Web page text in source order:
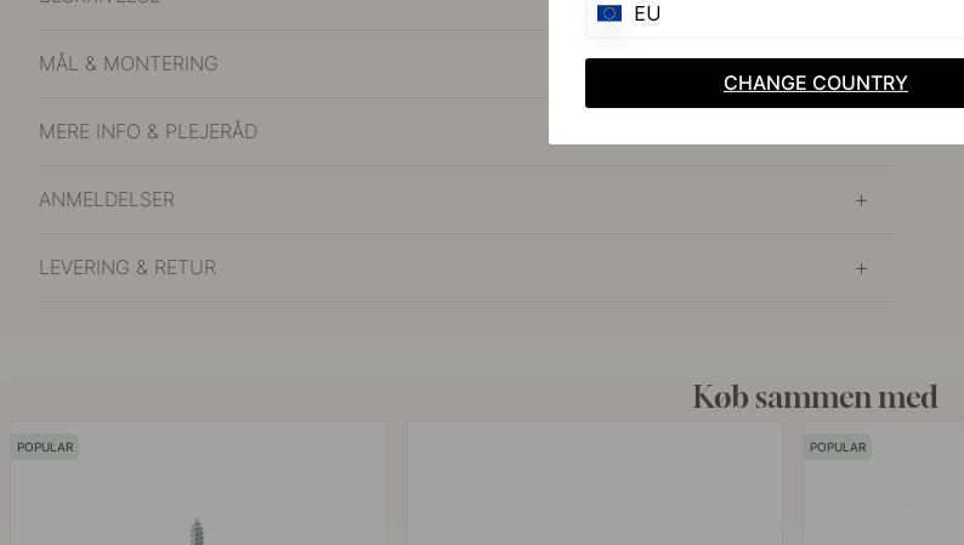
MÅL & MONTERING
MERE INFO & PLEJERÅD
ANMELDELSER
LEVERING & RETUR
Køb sammen med
POPULAR POPULAR
EU
CHANGE COUNTRY